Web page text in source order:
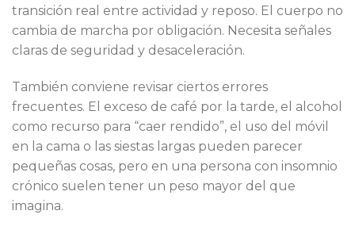
transición real entre actividad y reposo. El cuerpo no
cambia de marcha por obligación. Necesita señales
claras de seguridad y desaceleración.
También conviene revisar ciertos errores
frecuentes. El exceso de café por la tarde, el alcohol
como recurso para “caer rendido”, el uso del móvil
en la cama o las siestas largas pueden parecer
pequeñas cosas, pero en una persona con insomnio
crónico suelen tener un peso mayor del que
imagina.